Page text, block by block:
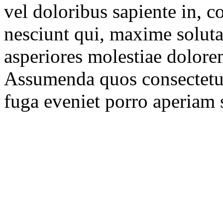
vel doloribus sapiente in,
nesciunt qui, maxime
asperiores molestiae
Assumenda quos
fuga eveniet porro aperiam